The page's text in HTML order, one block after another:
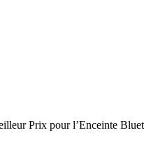
Prix pour l’Enceinte